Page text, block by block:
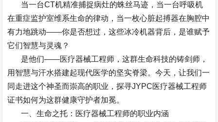
当一台CT机精准捕捉病灶的蛛丝马迹，当一台呼吸机
在重症监护室维系生命的律动，当一枚心脏起搏器在胸腔中
有力地跳动——你是否想过，这些冰冷机器背后，是谁赋予
它们智慧与灵魂？
是他们——医疗器械工程师，这群生命科技的铸剑师，
用智慧与汗水搭建起现代医学的坚实脊梁。今天，让我们一
同走进这个神圣而崇高的职业，探寻JYPC医疗器械工程师
证书如何为这群健康守护者加冕。
一、生命之托：医疗器械工程师的职业内涵